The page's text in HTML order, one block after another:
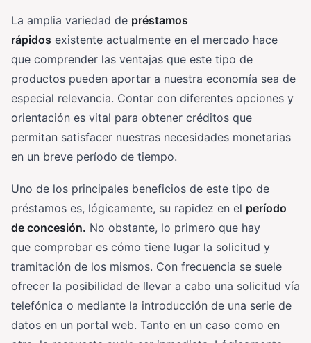
La amplia variedad de préstamos
rápidos existente actualmente en el mercado hace
que comprender las ventajas que este tipo de
productos pueden aportar a nuestra economía sea de
especial relevancia. Contar con diferentes opciones y
orientación es vital para obtener créditos que
permitan satisfacer nuestras necesidades monetarias
en un breve período de tiempo.
Uno de los principales beneficios de este tipo de
préstamos es, lógicamente, su rapidez en el período
de concesión. No obstante, lo primero que hay
que comprobar es cómo tiene lugar la solicitud y
tramitación de los mismos. Con frecuencia se suele
ofrecer la posibilidad de llevar a cabo una solicitud vía
telefónica o mediante la introducción de una serie de
datos en un portal web. Tanto en un caso como en